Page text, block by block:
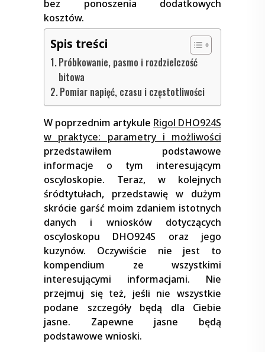
bez ponoszenia dodatkowych
kosztów.
Spis treści
Próbkowanie, pasmo i rozdzielczość
bitowa
Pomiar napięć, czasu i częstotliwości
W poprzednim artykule Rigol DHO924S
w praktyce: parametry i możliwości
przedstawiłem podstawowe
informacje o tym interesującym
oscyloskopie. Teraz, w kolejnych
śródtytułach, przedstawię w dużym
skrócie garść moim zdaniem istotnych
danych i wniosków dotyczących
oscyloskopu DHO924S oraz jego
kuzynów. Oczywiście nie jest to
kompendium ze wszystkimi
interesującymi informacjami. Nie
przejmuj się też, jeśli nie wszystkie
podane szczegóły będą dla Ciebie
jasne. Zapewne jasne będą
podstawowe wnioski.